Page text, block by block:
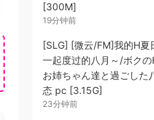
[300M]
19分钟前
[SLG] [微云/FM]我的H夏
一起度过的八月～/ボクの
お姉ちゃん達と過ごした
态 pc [3.15G]
23分钟前